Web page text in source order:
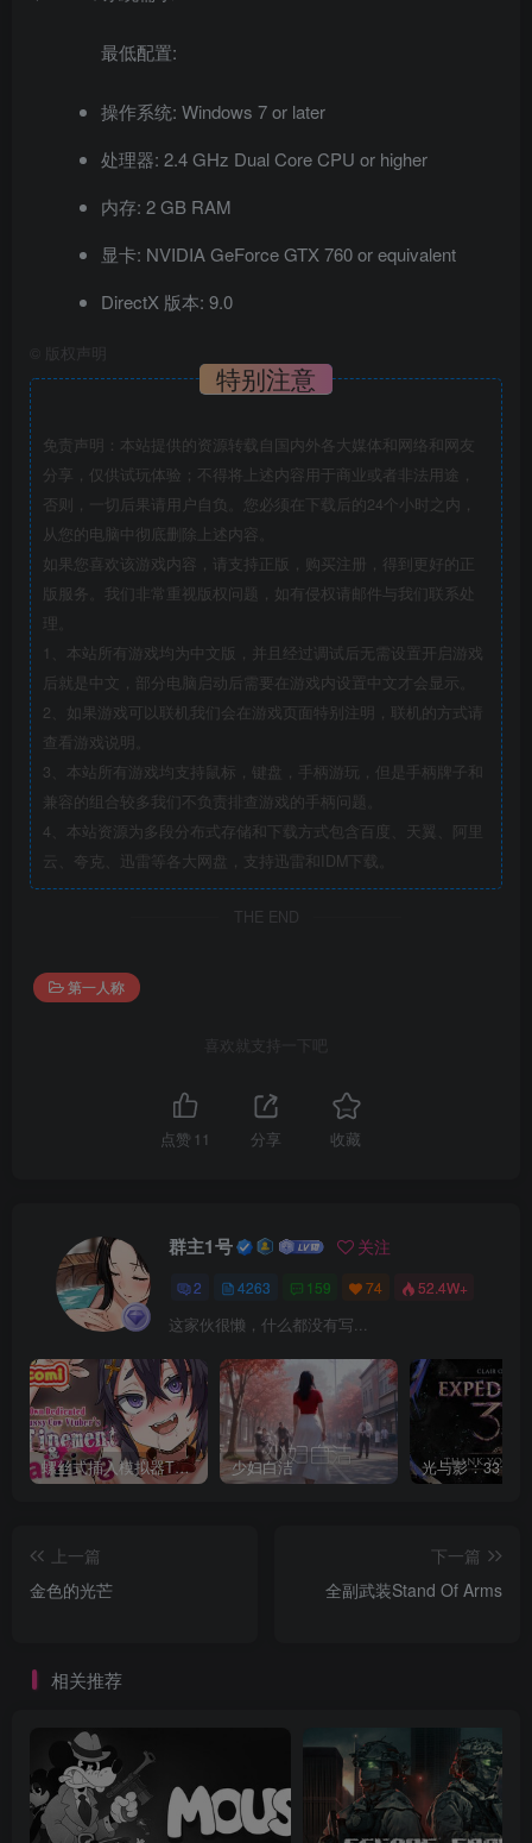
最低配置:
操作系统: Windows 7 or later
处理器: 2.4 GHz Dual Core CPU or higher
内存: 2 GB RAM
显卡: NVIDIA GeForce GTX 760 or equivalent
DirectX 版本: 9.0
版权声明
特别注意
免责声明：本站提供的资源转载自国内外各大媒体和网络和网友
分享，仅供试玩体验；不得将上述内容用于商业或者非法用途，
否则，一切后果请用户自负。您必须在下载后的24个小时之内，
从您的电脑中彻底删除上述内容。
如果您喜欢该游戏内容，请支持正版，购买注册，得到更好的正
版服务。我们非常重视版权问题，如有侵权请邮件与我们联系处
理。
1、本站所有游戏均为中文版，并且经过调试后无需设置开启游戏
后就是中文，部分电脑启动后需要在游戏内设置中文才会显示。
2、如果游戏可以联机我们会在游戏页面特别注明，联机的方式请
查看游戏说明。
3、本站所有游戏均支持鼠标，键盘，手柄游玩，但是手柄牌子和
兼容的组合较多我们不负责排查游戏的手柄问题。
4、本站资源为多段分布式存储和下载方式包含百度、天翼、阿里
云、夸克、迅雷等各大网盘，支持迅雷和IDM下载。
THE END
第一人称
喜欢就支持一下吧
点赞 11 分享 收藏
群主1号 关注
2 4263 159 74 52.4W+
这家伙很懒，什么都没有写...
螺丝式插入模拟器TMA02 少妇白洁
上一篇
金色的光芒
下一篇
全副武装Stand Of Arms
相关推荐